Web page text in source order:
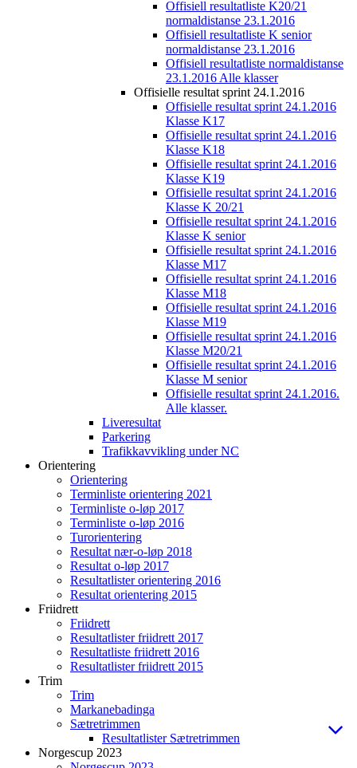
Offisiell resultatliste K20/21
normaldistanse 23.1.2016
Offisiell resultatliste K senior
normaldistanse 23.1.2016
Offisiell resultatliste normaldistanse
23.1.2016 Alle klasser
Offisielle resultat sprint 24.1.2016
Offisielle resultat sprint 24.1.2016
Klasse K17
Offisielle resultat sprint 24.1.2016
Klasse K18
Offisielle resultat sprint 24.1.2016
Klasse K19
Offisielle resultat sprint 24.1.2016
Klasse K 20/21
Offisielle resultat sprint 24.1.2016
Klasse K senior
Offisielle resultat sprint 24.1.2016
Klasse M17
Offisielle resultat sprint 24.1.2016
Klasse M18
Offisielle resultat sprint 24.1.2016
Klasse M19
Offisielle resultat sprint 24.1.2016
Klasse M20/21
Offisielle resultat sprint 24.1.2016
Klasse M senior
Offisielle resultat sprint 24.1.2016.
Alle klasser.
Liveresultat
Parkering
Trafikkavvikling under NC
Orientering
Orientering
Terminliste orientering 2021
Terminliste o-løp 2017
Terminliste o-løp 2016
Turorientering
Resultat nær-o-løp 2018
Resultat o-løp 2017
Resultatlister orientering 2016
Resultat orientering 2015
Friidrett
Friidrett
Resultatlister friidrett 2017
Resultatliste friidrett 2016
Resultatlister friidrett 2015
Trim
Trim
Markanebadinga
Sætretrimmen
Resultatlister Sætretrimmen
Norgescup 2023